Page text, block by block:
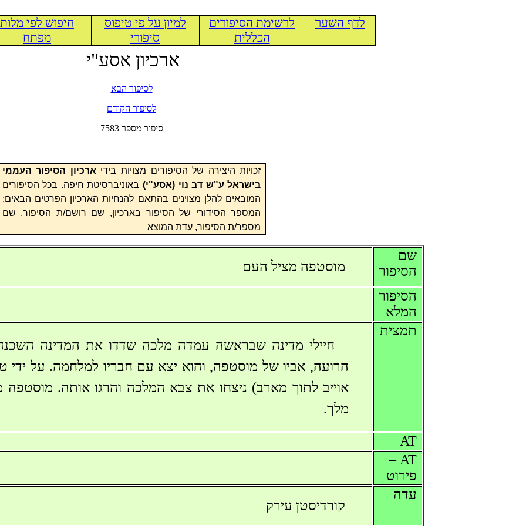
לדף השער
לרשימת הסיפורים
הכללית
למיון על פי טיפוס
סיפורי
חיפוש לפי מלות
מפתח
ארכיון אסע"י
לסיפור הבא
לסיפור הקודם
7583 סיפור מספר
זכויות היצירה של הסיפורים מצויות בידי ארכיון הסיפור העממי
בישראל ע"ש דב נוי (אסע"י) באוניברסיטת חיפה. בכל הסיפורים
המובאים להלן מצוינים בהתאם להנחיות הארכיון הפרטים הבאים:
המספר הסידורי של הסיפור בארכיון, שם רושם/ת הסיפור, שם
מספר/ת הסיפור, עדת המוצא
מוסטפה מציל העם
שם
הסיפור
הסיפור
המלא
חיילי מדינה שבראשה עמדה מלכה שדדו את המדינה
הרועה, אביו של מוסטפה, והוא יצא עם חבריו למלחמה. על ידי
אוייב לתוך מארב) ניצחו את צבא המלכה והרגו אותה.
מלך.
תמצית
AT
AT –
פירוט
קורדיסטן עירק
עדה